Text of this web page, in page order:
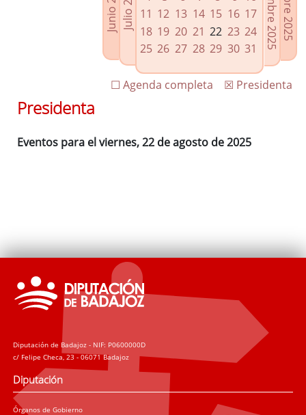
Agenda de Presidencia
Plenos provinciales y Juntas de gobierno
Oficina de Proyectos Europeos
11 12 13 14 15 16 17
18 19 20 21 22 23 24
25 26 27 28 29 30 31
☒ Presidenta
☐ Agenda completa
Presidenta
Eventos para el viernes, 22 de agosto de 2025
Diputación de Badajoz - NIF: P0600000D
c/ Felipe Checa, 23 - 06071 Badajoz
Diputación
Órganos de Gobierno